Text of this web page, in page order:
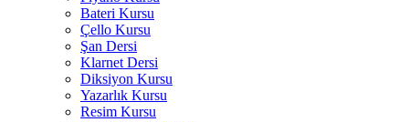
Bateri Kursu
Çello Kursu
Şan Dersi
Klarnet Dersi
Diksiyon Kursu
Yazarlık Kursu
Resim Kursu